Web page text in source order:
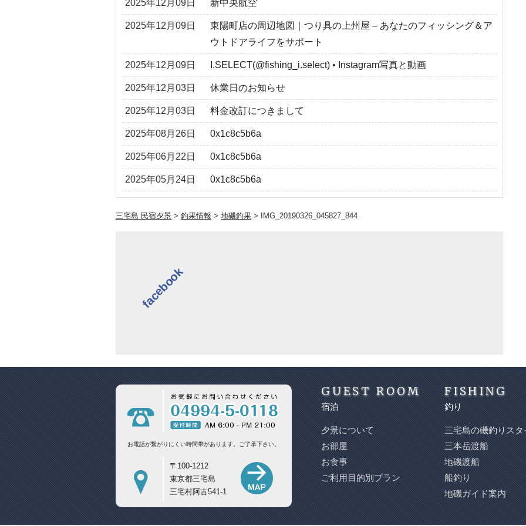
2025年12月09日 新中央航空
2025年12月09日
東陽町店の周辺地図｜つり具の上州屋 – あなたのフィッシング＆ア
ウトドアライフをサポート
2025年12月09日 I.SELECT(@fishing_i.select) • Instagram写真と動画
2025年12月03日 休業日のお知らせ
2025年12月03日 料金改訂につきまして
2025年08月26日 0x1c8c5b6a
2025年06月22日 0x1c8c5b6a
2025年05月24日 0x1c8c5b6a
三宅島 民宿夕景 > 釣果情報 > 地磯釣果 > IMG_20190326_045827_844
facebook
お電話が繋がりにくい時間帯があります。 ご了承下さい。
〒100-1212
東京都三宅島
三宅村阿古541-1
GUEST ROOM
宿泊
夕景について
お部屋
お食事
ご利用目的別プラン
FISHING
釣り
三宅島の磯釣りスタ
三本岳渡船
地磯渡船
船釣り
地磯ガイド案内